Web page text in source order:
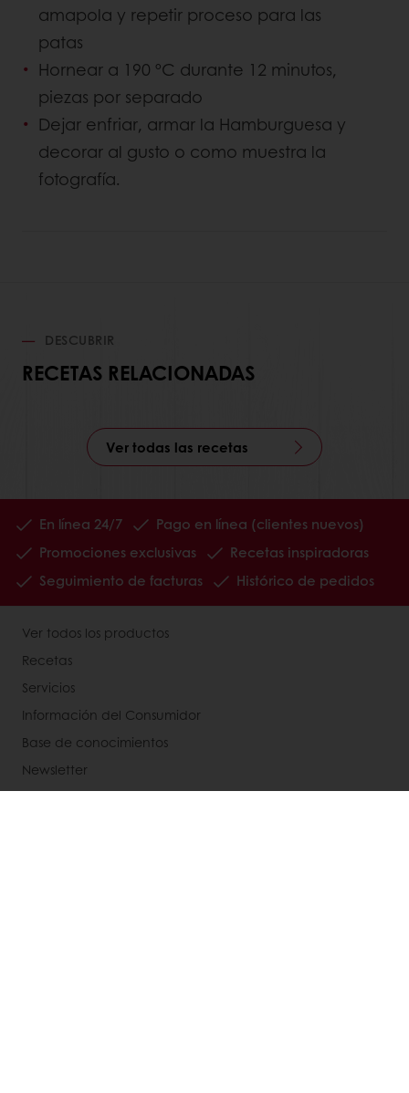
amapola y repetir proceso para las
patas
Hornear a 190 ºC durante 12 minutos,
piezas por separado
Dejar enfriar, armar la Hamburguesa y
decorar al gusto o como muestra la
fotografía.
DESCUBRIR
RECETAS RELACIONADAS
Ver todas las recetas
En línea 24/7
Pago en línea (clientes nuevos)
Promociones exclusivas
Recetas inspiradoras
Seguimiento de facturas
Histórico de pedidos
Ver todos los productos
Recetas
Servicios
Información del Consumidor
Base de conocimientos
Newsletter